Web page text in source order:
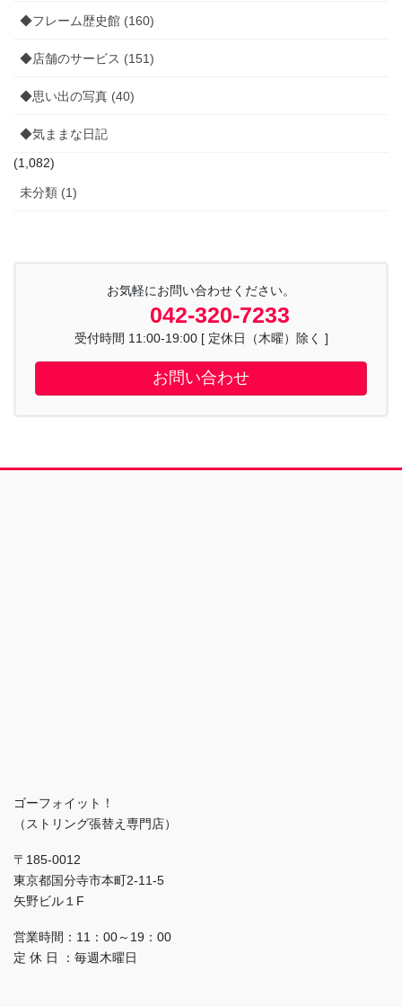
◆フレーム歴史館 (160)
◆店舗のサービス (151)
◆思い出の写真 (40)
◆気ままな日記
(1,082)
未分類 (1)
お気軽にお問い合わせください。
042-320-7233
受付時間 11:00-19:00 [ 定休日（木曜）除く ]
お問い合わせ
ゴーフォイット！
（ストリング張替え専門店）
〒185-0012
東京都国分寺市本町2-11-5
矢野ビル１F
営業時間：11：00～19：00
定 休 日 ：毎週木曜日